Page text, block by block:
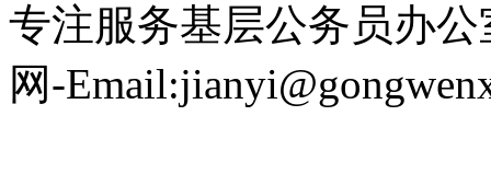
专注服务基层公务员办
网-